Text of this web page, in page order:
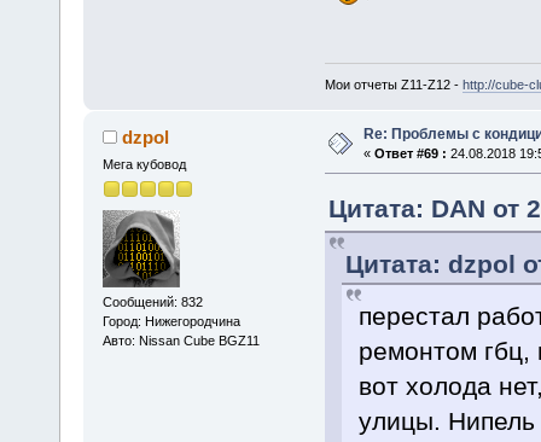
Мои отчеты Z11-Z12 - http://cube-
dzpol
Мега кубовод
Сообщений: 832
Город: Нижегородчина
Авто: Nissan Cube BGZ11
Re: Проблемы с
« Ответ #69 : 24.08.2018
Цитата: DAN от
Цитата: dzpol
перестал
ремонтом гбц,
вот холода
улицы. Нипель